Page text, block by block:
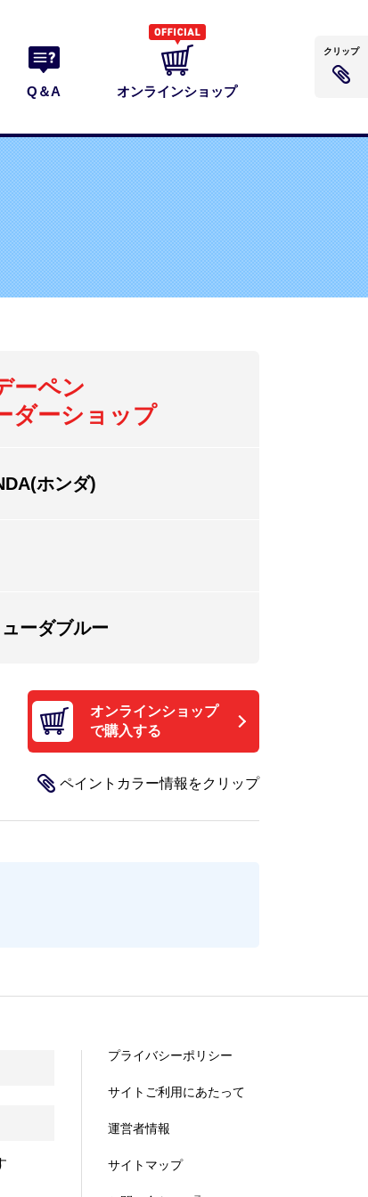
Q＆A オンラインショップ
ーペン
ダーショップ
ホンダ)
ーダブルー
オンラインショップ
で購入する
プライバシーポリシー
サイトご利用にあたって
運営者情報
サイトマップ
クリップ